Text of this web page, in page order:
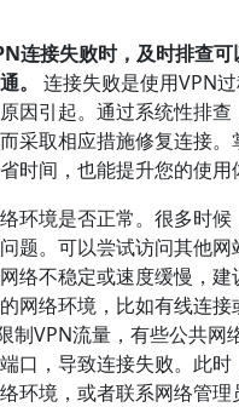
连接失败时，及时排查
。
连接失败是使用VPN
因引起。通过系统性排查
采取相应措施修复连接。
时间，也能提升您的使用
环境是否正常。很多时候
题。可以尝试访问其他网
络不稳定或速度缓慢，建
网络环境，比如有线连接
制VPN流量，有些公共网
口，导致连接失败。此时
环境，或者联系网络管理